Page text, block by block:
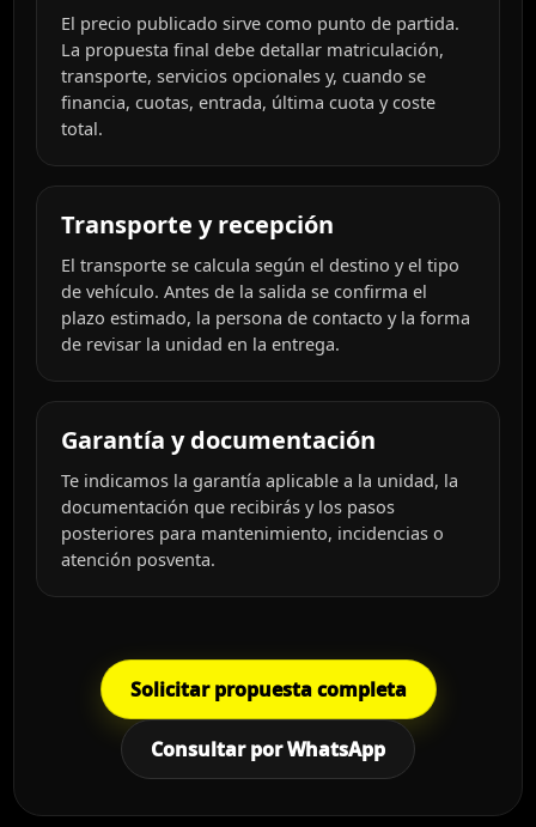
El precio publicado sirve como punto de partida.
La propuesta final debe detallar matriculación,
transporte, servicios opcionales y, cuando se
financia, cuotas, entrada, última cuota y coste
total.
Transporte y recepción
El transporte se calcula según el destino y el tipo
de vehículo. Antes de la salida se confirma el
plazo estimado, la persona de contacto y la forma
de revisar la unidad en la entrega.
Garantía y documentación
Te indicamos la garantía aplicable a la unidad, la
documentación que recibirás y los pasos
posteriores para mantenimiento, incidencias o
atención posventa.
Solicitar propuesta completa
Consultar por WhatsApp